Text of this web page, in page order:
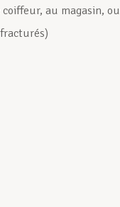
au magasin, ou